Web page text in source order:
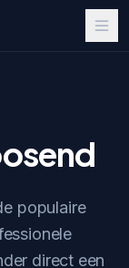
populaire
direct een